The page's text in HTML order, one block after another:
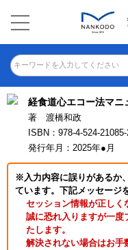
キーワードを入力してください
経食道心エコー法マニ
著 渡橋和政
ISBN：978-4-524-
発行年月：2025年●月
※入力内容に誤りがあるか
ています。下記メッセージ
セッション情報が正しく
誠に恐れ入りますが一度
たします。
解決されない場合はお手